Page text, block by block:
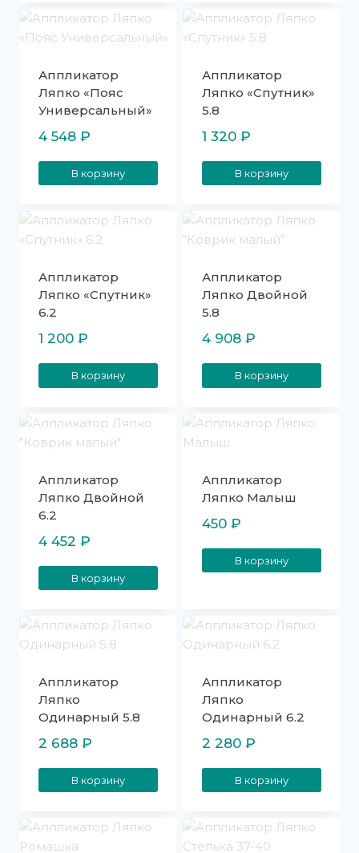
Аппликатор
Ляпко «Пояс
Универсальный»
4 548 ₽
В корзину
Аппликатор
Ляпко «Спутник»
5.8
1 320 ₽
В корзину
Аппликатор
Ляпко «Спутник»
6.2
1 200 ₽
В корзину
Аппликатор
Ляпко Двойной
5.8
4 908 ₽
В корзину
Аппликатор
Ляпко Двойной
6.2
4 452 ₽
В корзину
Аппликатор
Ляпко Малыш
450 ₽
В корзину
Аппликатор
Ляпко
Одинарный 5.8
2 688 ₽
В корзину
Аппликатор
Ляпко
Одинарный 6.2
2 280 ₽
В корзину